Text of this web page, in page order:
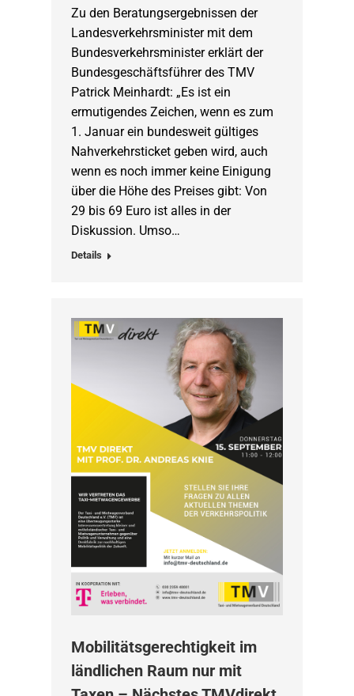
Zu den Beratungsergebnissen der
Landesverkehrsminister mit dem
Bundesverkehrsminister erklärt der
Bundesgeschäftsführer des TMV
Patrick Meinhardt: „Es ist ein
ermutigendes Zeichen, wenn es zum
1. Januar ein bundesweit gültiges
Nahverkehrsticket geben wird, auch
wenn es noch immer keine Einigung
über die Höhe des Preises gibt: Von
29 bis 69 Euro ist alles in der
Diskussion. Umso…
Details
Mobilitätsgerechtigkeit im
ländlichen Raum nur mit